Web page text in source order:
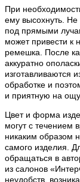
При
ему высохнуть.
под прямыми
может привести
ремешка. После
аккуратно
изготавливаются
обработке и
и приятную на
Цвет и форма
могут с течением
никаким образом
самого изделия.
обращаться в
из салонов
неудобств,